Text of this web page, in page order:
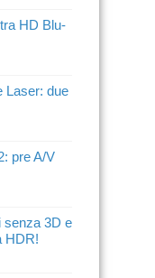
HD Blu-
Laser: due
pre A/V
senza 3D e
HDR!